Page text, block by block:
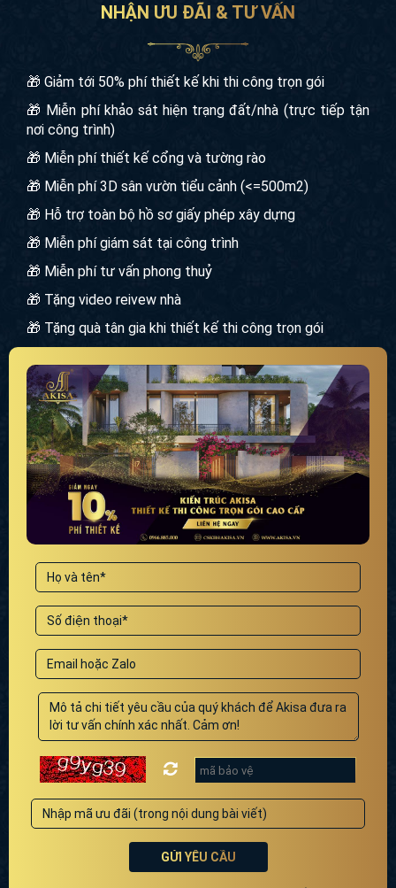
NHẬN ƯU ĐÃI & TƯ VẤN
🎁 Giảm tới 50% phí thiết kế khi thi công trọn gói
🎁 Miễn phí khảo sát hiện trạng đất/nhà (trực tiếp tận
nơi công trình)
🎁 Miễn phí thiết kế cổng và tường rào
🎁 Miễn phí 3D sân vườn tiểu cảnh (<=500m2)
🎁 Hỗ trợ toàn bộ hồ sơ giấy phép xây dựng
🎁 Miễn phí giám sát tại công trình
🎁 Miễn phí tư vấn phong thuỷ
🎁 Tặng video reivew nhà
🎁 Tặng quà tân gia khi thiết kế thi công trọn gói
GỬI YÊU CẦU